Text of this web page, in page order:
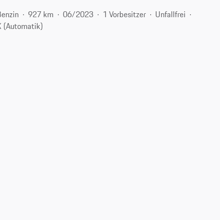
927 km 06/2023 1 Vorbesitzer
Unfallfrei
(Automatik)